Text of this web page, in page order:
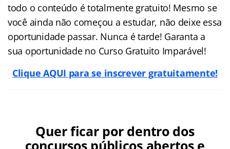
todo o conteúdo é totalmente gratuito! Mesmo se
você ainda não começou a estudar, não deixe essa
oportunidade passar. Nunca é tarde! Garanta a
sua oportunidade no Curso Gratuito Imparável!
Clique AQUI para se inscrever gratuitamente!
Quer ficar por dentro dos
concursos públicos abertos e